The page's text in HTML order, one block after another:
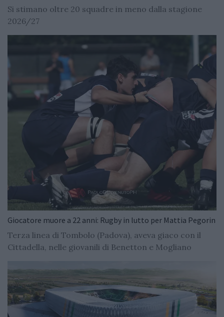
Si stimano oltre 20 squadre in meno dalla stagione
2026/27
Giocatore muore a 22 anni: Rugby in lutto per Mattia Pegorin
Terza linea di Tombolo (Padova), aveva giaco con il
Cittadella, nelle giovanili di Benetton e Mogliano